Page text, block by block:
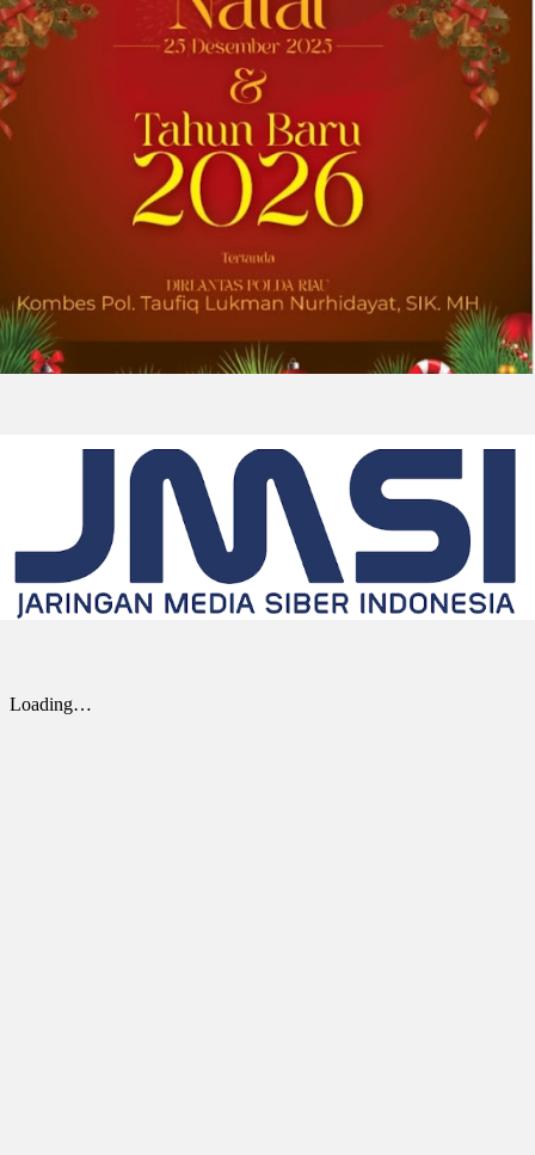
pelanggan yang dilandasi kepercayaan
DOWNERS GROVE, Illinois, Aug. 04, 2026 ...
2026-08-01 00:27:35| Source:
Univar Solutions Mengapresiasi Mitra
Awards Tahunan
DOWNERS GROVE, Illinois, Aug. 01, 2026
(GLOBE NEWSWIRE) -- Univar Solutions LLC
(“Univar Solutions” atau “Perusahaan”),
penyedia solusi global terkemuka bagi